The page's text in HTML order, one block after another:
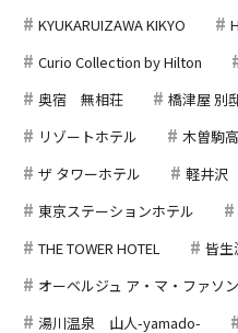
KYUKARUIZAWA KIKYO
Curio Collection by Hilton
奥宿 無相荘
橋津屋 別
リゾートホテル
木曽駒
ザ タワーホテル
軽井沢
東京ステーションホテル
THE TOWER HOTEL
皆生
オーベルジュ ア・マ・ファソン
湯川温泉 山人-yamado-